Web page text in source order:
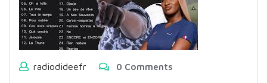
radiodideefr 0 Comments